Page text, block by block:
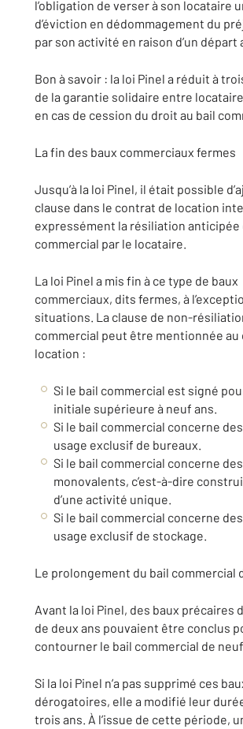
l’obligation de verser à son locataire
d’éviction en dédommagement du
par son activité en raison d’un départ
Bon à savoir : la loi Pinel a réduit à
de la garantie solidaire entre
en cas de cession du droit au bail
La fin des baux commerciaux fermes
Jusqu’à la loi Pinel, il était possible
clause dans le contrat de location
expressément la résiliation anticipée
commercial par le locataire.
La loi Pinel a mis fin à ce type de baux
commerciaux, dits fermes, à
situations. La clause de non-
commercial peut être mentionnée au
location :
Si le bail commercial est signé
initiale supérieure à neuf ans.
Si le bail commercial concerne
usage exclusif de bureaux.
Si le bail commercial concerne
monovalents, c’est-à-dire
d’une activité unique.
Si le bail commercial concerne
usage exclusif de stockage.
Le prolongement du bail commercial
Avant la loi Pinel, des baux précaires
de deux ans pouvaient être conclus
contourner le bail commercial de
Si la loi Pinel n’a pas supprimé ces
dérogatoires, elle a modifié leur
trois ans. À l’issue de cette période,